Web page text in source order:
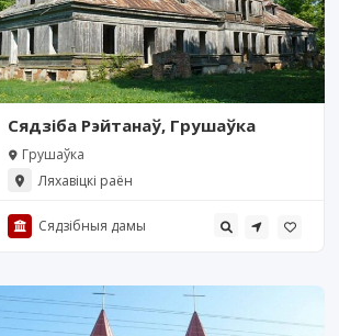
Сядзіба Рэйтанаў, Грушаўка
Грушаўка
Ляхавіцкі раён
Сядзібныя дамы